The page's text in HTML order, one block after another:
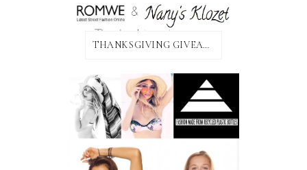
THANKSGIVING GIVEAWAY!